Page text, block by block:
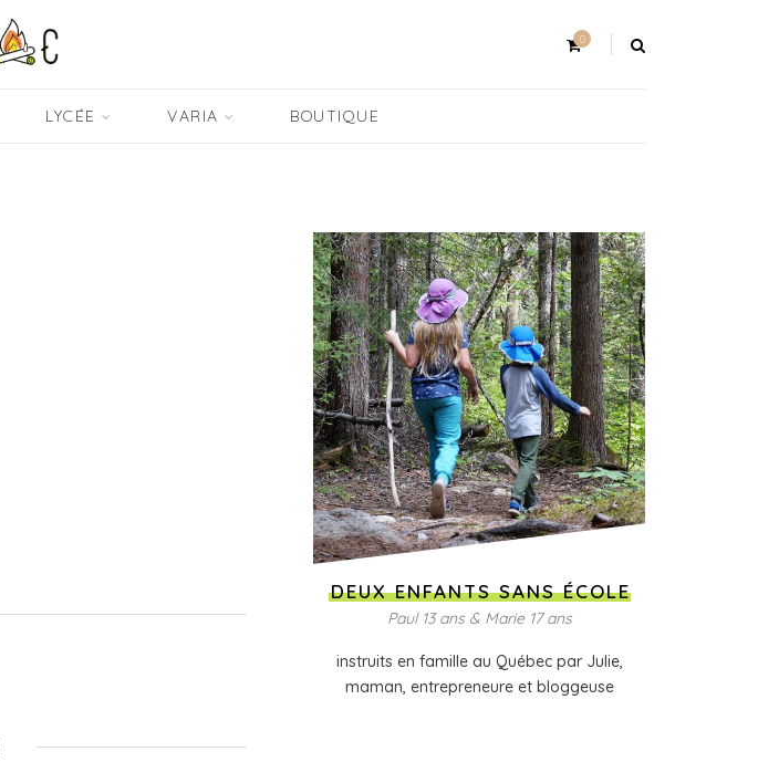
0
LYCÉE VARIA BOUTIQUE
DEUX ENFANTS SANS ÉCOLE
Paul 13 ans & Marie 17 ans
instruits en famille au Québec par Julie,
maman, entrepreneure et bloggeuse